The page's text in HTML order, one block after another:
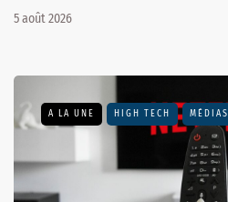
5 août 2026
A LA UNE HIGH TECH MÉDIAS